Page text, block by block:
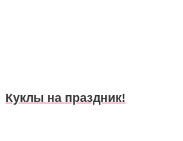
Куклы на праздник!